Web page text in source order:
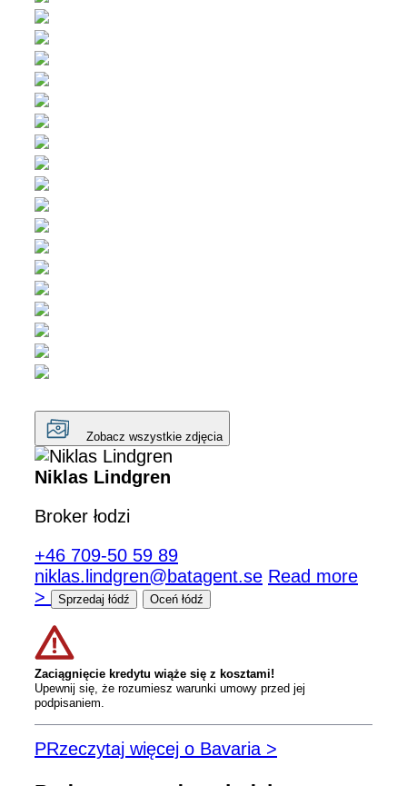
Zobacz wszystkie zdjęcia
Niklas Lindgren
Broker łodzi
+46 709-50 59 89
niklas.lindgren@batagent.se Read more
>
Sprzedaj łódź Oceń łódź
Zaciągnięcie kredytu wiąże się z kosztami!
Upewnij się, że rozumiesz warunki umowy przed jej
podpisaniem.
PRzeczytaj więcej o Bavaria >